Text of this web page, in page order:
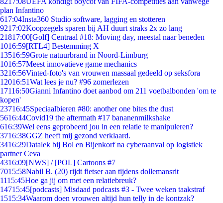
plan Infantino
617:04Insta360 Studio software, lagging en stotteren
9217:02Koopzegels sparen bij AH duurt straks 2x zo lang
21817:00[Golf] Centraal #18: Moving day, meestal naar beneden
1016:59[RTL4] Bestemming X
13516:59Grote natuurbrand in Noord-Limburg
1016:57Meest innovatieve game mechanics
3216:56Vinted-foto's van vrouwen massaal gedeeld op seksfora
12016:51Wat lees je nu? #96 zomerlezen
17116:50Gianni Infantino doet aanbod om 211 voetbalbonden 'om te
kopen'
23716:45Speciaalbieren #80: another one bites the dust
5616:44Covid19 the aftermath #17 bananenmilkshake
616:39Wel eens geprobeerd jou in een relatie te manipuleren?
3716:38GGZ heeft mij gezond verklaard.
3416:29Datalek bij Bol en Bijenkorf na cyberaanval op logistiek
partner Ceva
4316:09[NWS] / [POL] Cartoons #7
7015:58Nabil B. (20) rijdt fietser aan tijdens dollemansrit
1115:45Hoe ga jij om met een relatiebreuk?
14715:45[podcasts] Misdaad podcasts #3 - Twee weken taakstraf
1515:34Waarom doen vrouwen altijd hun telly in de kontzak?